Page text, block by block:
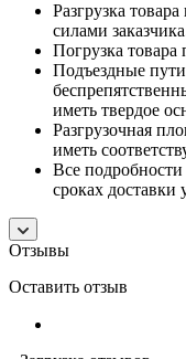
Разгрузка
силами
Погрузка товара
Подъездные
иметь твердое
Разгрузочная
иметь
Все
сроках
Отзывы
Оставить отзыв